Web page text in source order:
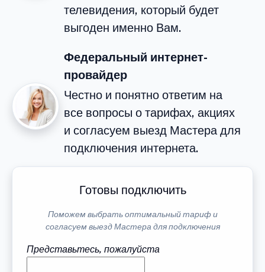
телевидения, который будет
выгоден именно Вам.
Федеральный интернет-
провайдер
Честно и понятно ответим на
все вопросы о тарифах, акциях
и согласуем выезд Мастера для
подключения интернета.
Готовы подключить
Поможем выбрать оптимальный тариф и
согласуем выезд Мастера для подключения
Представьтесь, пожалуйста